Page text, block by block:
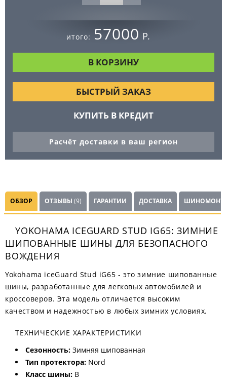
итого: 57000 Р.
БЫСТРЫЙ ЗАКАЗ
КУПИТЬ В КРЕДИТ
Расчёт доставки в ваш регион
ОБЗОР ОТЗЫВЫ (9) ГАРАНТИИ ДОСТАВКА
YOKOHAMA ICEGUARD STUD IG65: ЗИМНИЕ
ШИПОВАННЫЕ ШИНЫ ДЛЯ БЕЗОПАСНОГО
ВОЖДЕНИЯ
Yokohama iceGuard Stud iG65 - это зимние шипованные
шины, разработанные для легковых автомобилей и
кроссоверов. Эта модель отличается высоким
качеством и надежностью в любых зимних условиях.
ТЕХНИЧЕСКИЕ ХАРАКТЕРИСТИКИ
Сезонность: Зимняя шипованная
Тип протектора: Nord
Класс шины: B